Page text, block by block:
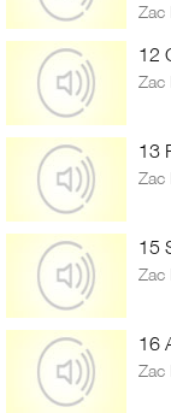
Zac
12
Zac
13
Zac
15
Zac
16
Zac